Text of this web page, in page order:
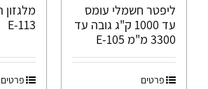
ליפטר חשמלי עומס
עד 1000 ק"ג גובה עד
3300 מ"מ E-105
פרטים
מלגזון
E-113
פרטים